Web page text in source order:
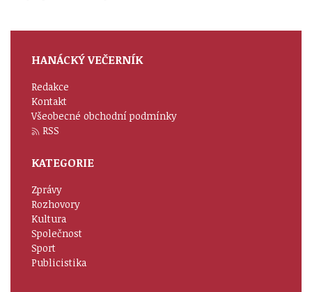
HANÁCKÝ VEČERNÍK
Redakce
Kontakt
Všeobecné obchodní podmínky
RSS
KATEGORIE
Zprávy
Rozhovory
Kultura
Společnost
Sport
Publicistika